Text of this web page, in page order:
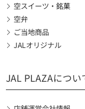
空スイーツ・銘菓
空弁
ご当地商品
JALオリジナル
JAL PLAZAについ